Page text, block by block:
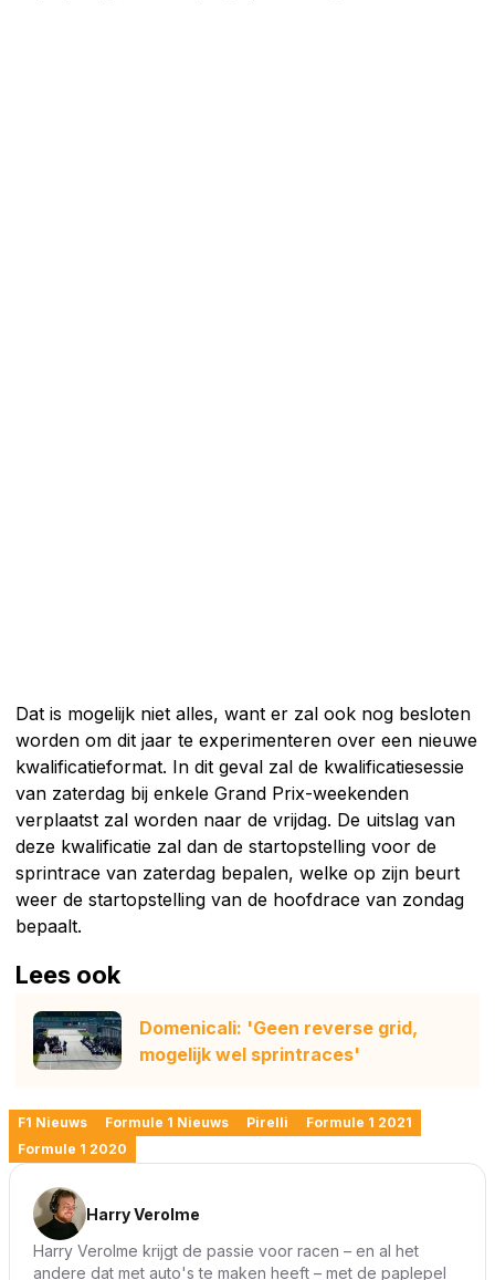
Dat is mogelijk niet alles, want er zal ook nog besloten
worden om dit jaar te experimenteren over een nieuwe
kwalificatieformat. In dit geval zal de kwalificatiesessie
van zaterdag bij enkele Grand Prix-weekenden
verplaatst zal worden naar de vrijdag. De uitslag van
deze kwalificatie zal dan de startopstelling voor de
sprintrace van zaterdag bepalen, welke op zijn beurt
weer de startopstelling van de hoofdrace van zondag
bepaalt.
Lees ook
Domenicali: 'Geen reverse grid,
mogelijk wel sprintraces'
F1 Nieuws Formule 1 Nieuws Pirelli
Formule 1 2021
Formule 1 2020
Harry Verolme
Harry Verolme krijgt de passie voor racen – en al het
andere dat met auto's te maken heeft – met de paplepel